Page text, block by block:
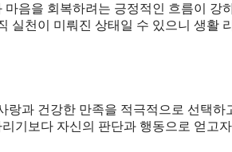
음을 회복하려는 긍정적인 흐름이 강
실천이 미뤄진 상태일 수 있으니 생활
과 건강한 만족을 적극적으로 선택하
기보다 자신의 판단과 행동으로 얻고